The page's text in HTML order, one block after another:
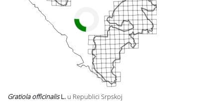
Gratiola officinalisL. u Republici Srpskoj